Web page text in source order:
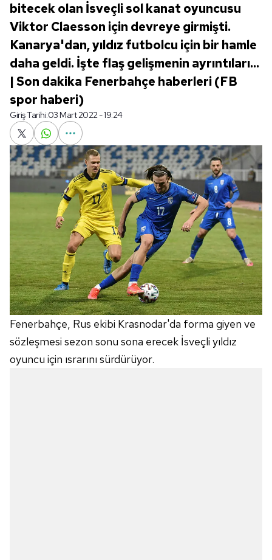
bitecek olan İsveçli sol kanat oyuncusu
Viktor Claesson için devreye girmişti.
Kanarya'dan, yıldız futbolcu için bir hamle
daha geldi. İşte flaş gelişmenin ayrıntıları...
| Son dakika Fenerbahçe haberleri (FB
spor haberi)
Giriş Tarihi:03 Mart 2022 - 19:24
Fenerbahçe, Rus ekibi Krasnodar'da forma giyen ve
sözleşmesi sezon sonu sona erecek İsveçli yıldız
oyuncu için ısrarını sürdürüyor.